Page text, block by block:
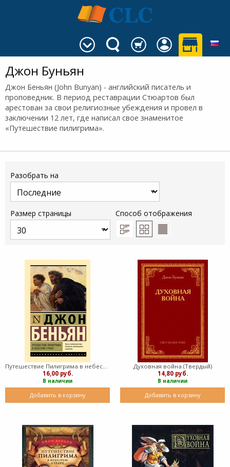
Джон Буньян
Джон Беньян (John Bunyan) - английский писатель и
проповедник. В период реставрации Стюартов был
арестован за свои религиозные убеждения и провел в
заключении 12 лет, где написал свое знаменитое
«Путешествие пилигрима».
Разобрать на
Размер страницы Способ отображения
16,00 руб.
В наличии
Добавить в корзину
Духовная война (Твердый)
14,80 руб.
В наличии
Добавить в корзину